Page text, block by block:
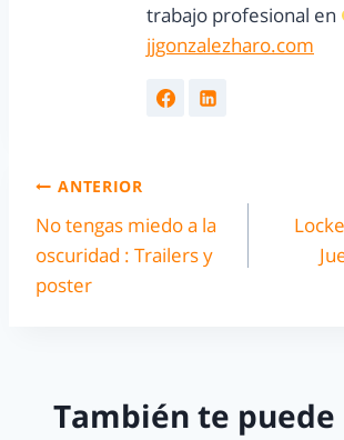
trabajo profesional en
jjgonzalezharo.com
ANTERIOR
No tengas miedo a la
oscuridad : Trailers y
poster
También te puede